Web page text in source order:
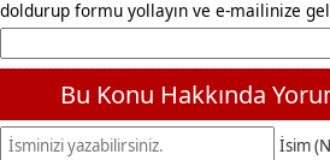
doldurup formu yollayın ve e-mailinize
Bu Konu Hakkında
İsim